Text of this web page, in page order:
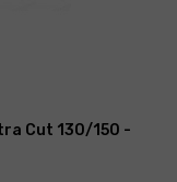
Cut 130/150 -